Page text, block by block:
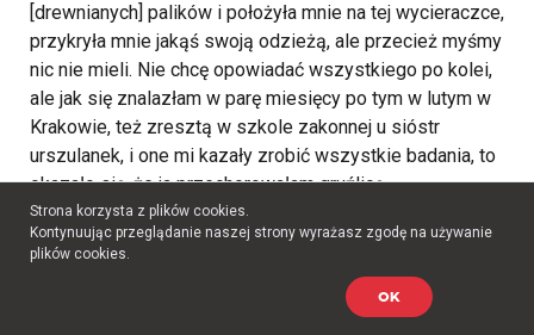
[drewnianych] palików i położyła mnie na tej wycieraczce,
przykryła mnie jakąś swoją odzieżą, ale przecież myśmy
nic nie mieli. Nie chcę opowiadać wszystkiego po kolei,
ale jak się znalazłam w parę miesięcy po tym w lutym w
Krakowie, też zresztą w szkole zakonnej u sióstr
urszulanek, i one mi kazały zrobić wszystkie badania, to
okazało się, że ja przechorowałam gruźlicę.
Przechorowałam bez żadnych leków, bez żadnej
pomocy, w najgorszych jakie sobie można wyobrazić
warunkach, bez jedzenia, w zimnie – i organizm sam się
obronił. Takie były warunki w tym obozie pruszkowskim.
Strona korzysta z plików cookies.
Kontynuując przeglądanie naszej strony wyrażasz zgodę na używanie
plików cookies.
OK